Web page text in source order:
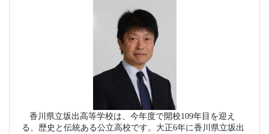
香川県立坂出高等学校は、今年度で開校109年目を迎え
る、歴史と伝統ある公立高校です。大正6年に香川県立坂出